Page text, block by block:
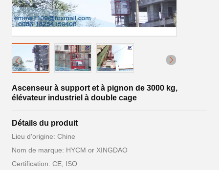
Ascenseur à support et à pignon de 3000 kg,
élévateur industriel à double cage
Détails du produit
Lieu d'origine: Chine
Nom de marque: HYCM or XINGDAO
Certification: CE, ISO